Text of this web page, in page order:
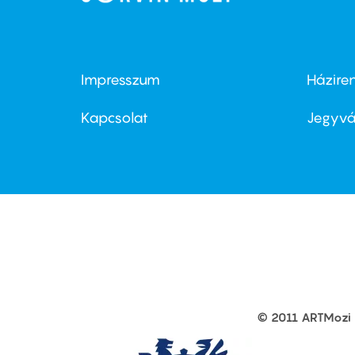
Footer
menu
Impresszum
Kapcsolat
© 2011 ARTMozi